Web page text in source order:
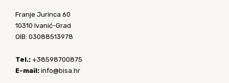
Franje Jurinca 60
10310 Ivanić-Grad
OIB: 03088513978
Tel.: +38598700875
E-mail: info@bisa.hr